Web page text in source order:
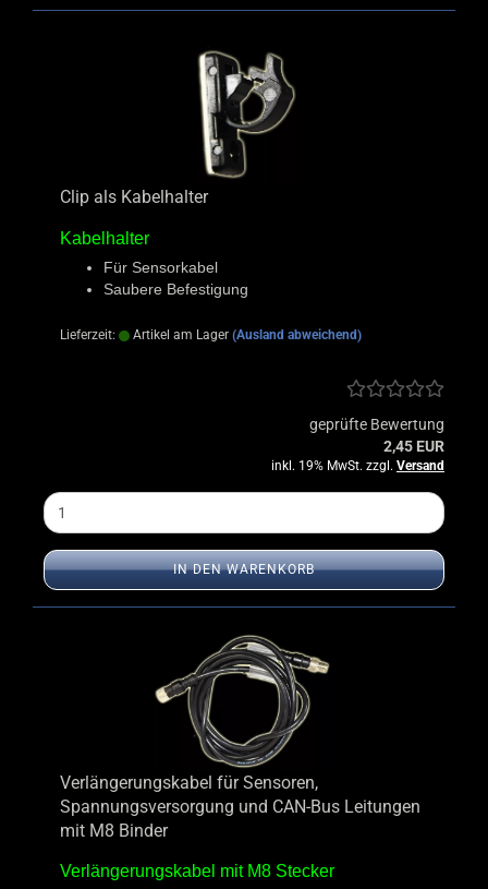
Clip als Kabelhalter
Kabelhalter
Für Sensorkabel
Saubere Befestigung
Lieferzeit: Artikel am Lager (Ausland abweichend)
geprüfte Bewertung
2,45 EUR
inkl. 19% MwSt. zzgl. Versand
IN DEN WARENKORB
Verlängerungskabel für Sensoren,
Spannungsversorgung und CAN-Bus Leitungen
mit M8 Binder
Verlängerungskabel mit M8 Stecker